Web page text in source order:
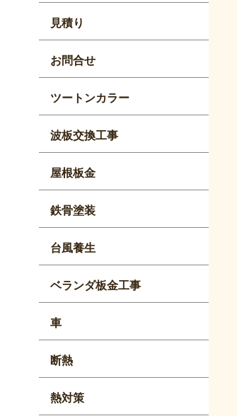
見積り
お問合せ
ツートンカラー
波板交換工事
屋根板金
鉄骨塗装
台風養生
ベランダ板金工事
車
断熱
熱対策